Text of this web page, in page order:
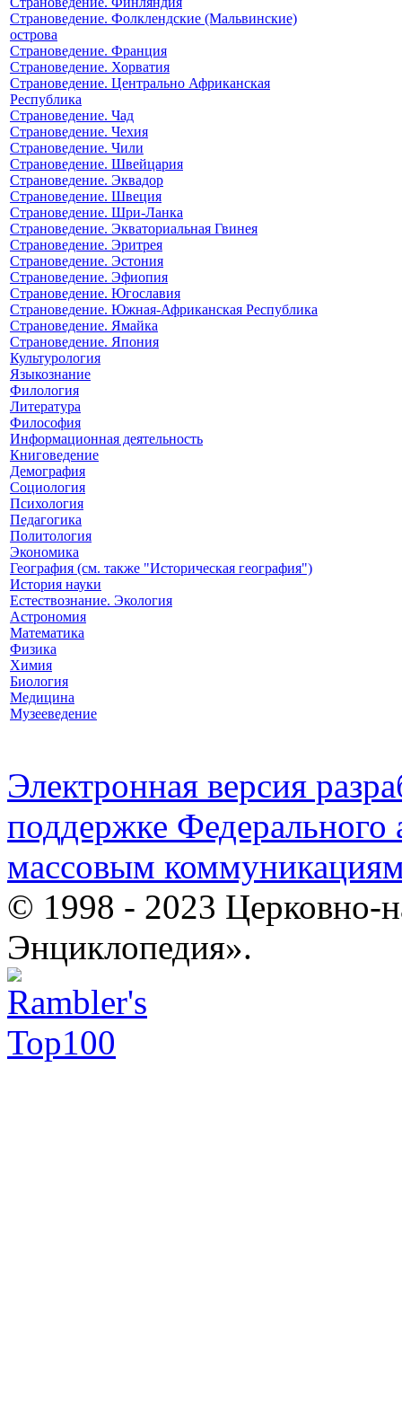
Страноведение. Фолклендские (Мальвинские)
острова
Страноведение. Франция
Страноведение. Хорватия
Страноведение. Центрально Африканская
Республика
Страноведение. Чад
Страноведение. Чехия
Страноведение. Чили
Страноведение. Швейцария
Страноведение. Эквадор
Страноведение. Швеция
Страноведение. Шри-Ланка
Страноведение. Экваториальная Гвинея
Страноведение. Эритрея
Страноведение. Эстония
Страноведение. Эфиопия
Страноведение. Югославия
Страноведение. Южная-Африканская Республика
Страноведение. Ямайка
Страноведение. Япония
Культурология
Языкознание
Филология
Литература
Философия
Информационная деятельность
Книговедение
Демография
Социология
Психология
Педагогика
Политология
Экономика
География (см. также "Историческая география")
История науки
Естествознание. Экология
Астрономия
Математика
Физика
Химия
Биология
Медицина
Музееведение
Электронная версия
поддержке Федерального
массовым
© 1998 - 2023 Церковно-
Энциклопедия».